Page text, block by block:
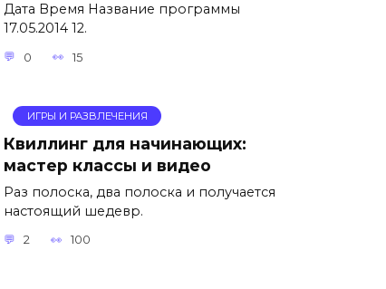
Дата Время Название программы
17.05.2014 12.
0 15
ИГРЫ И РАЗВЛЕЧЕНИЯ
Квиллинг для начинающих:
мастер классы и видео
Раз полоска, два полоска и получается
настоящий шедевр.
2 100